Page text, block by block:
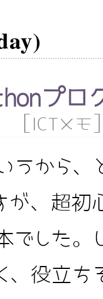
プロ
ICTメモ
から、
が、超
でした。
、役立ち